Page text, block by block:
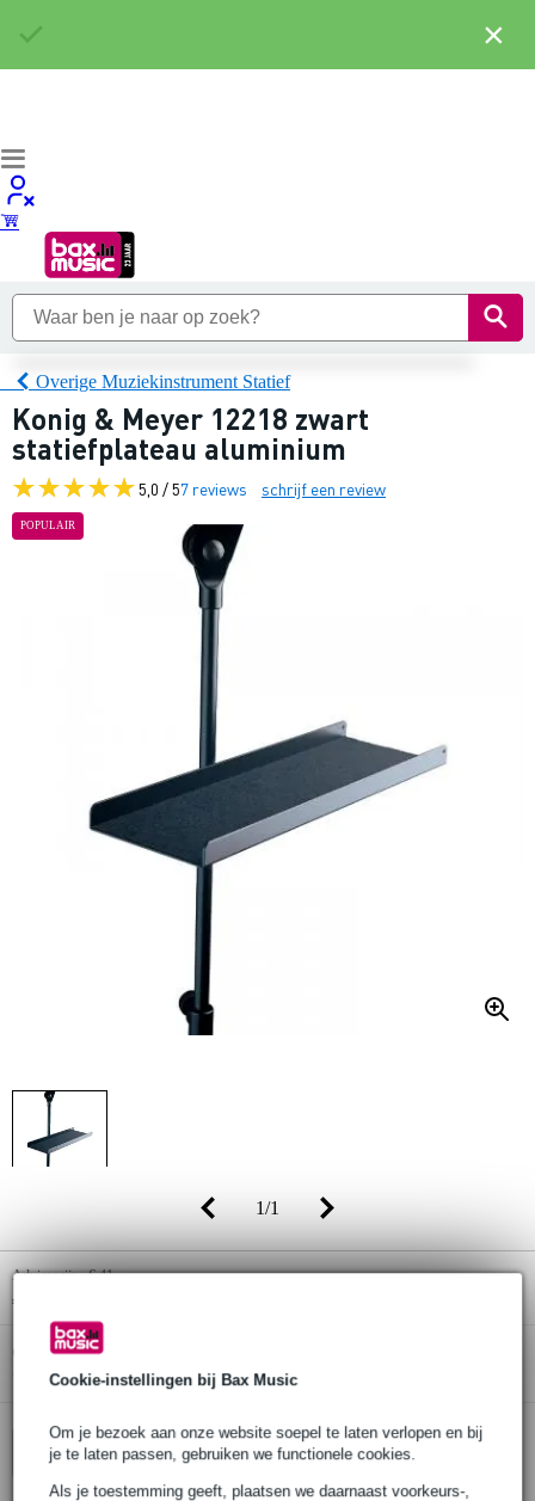
Cookie-instellingen bij Bax Music
Om je bezoek aan onze website soepel te laten verlopen en bij
je te laten passen, gebruiken we functionele cookies.
Als je toestemming geeft, plaatsen we daarnaast voorkeurs-,
Overige Muziekinstrument Statief
Konig & Meyer 12218 zwart
statiefplateau aluminium
5,0 / 57 reviews schrijf een review
POPULAIR
1/1
Adviesprijs € 41,-
€ 32,-
Online voorraadstatus:
werkdagen
In winkelwagen
×